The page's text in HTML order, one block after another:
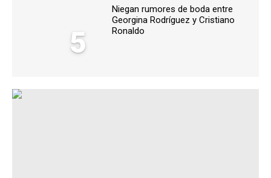
5
Niegan rumores de boda entre
Georgina Rodríguez y Cristiano
Ronaldo